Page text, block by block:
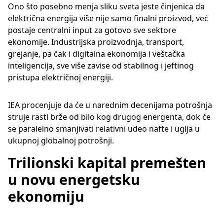
Ono što posebno menja sliku sveta jeste činjenica da
električna energija više nije samo finalni proizvod, već
postaje centralni input za gotovo sve sektore
ekonomije. Industrijska proizvodnja, transport,
grejanje, pa čak i digitalna ekonomija i veštačka
inteligencija, sve više zavise od stabilnog i jeftinog
pristupa električnoj energiji.
IEA procenjuje da će u narednim decenijama potrošnja
struje rasti brže od bilo kog drugog energenta, dok će
se paralelno smanjivati relativni udeo nafte i uglja u
ukupnoj globalnoj potrošnji.
Trilionski kapital premešten
u novu energetsku
ekonomiju